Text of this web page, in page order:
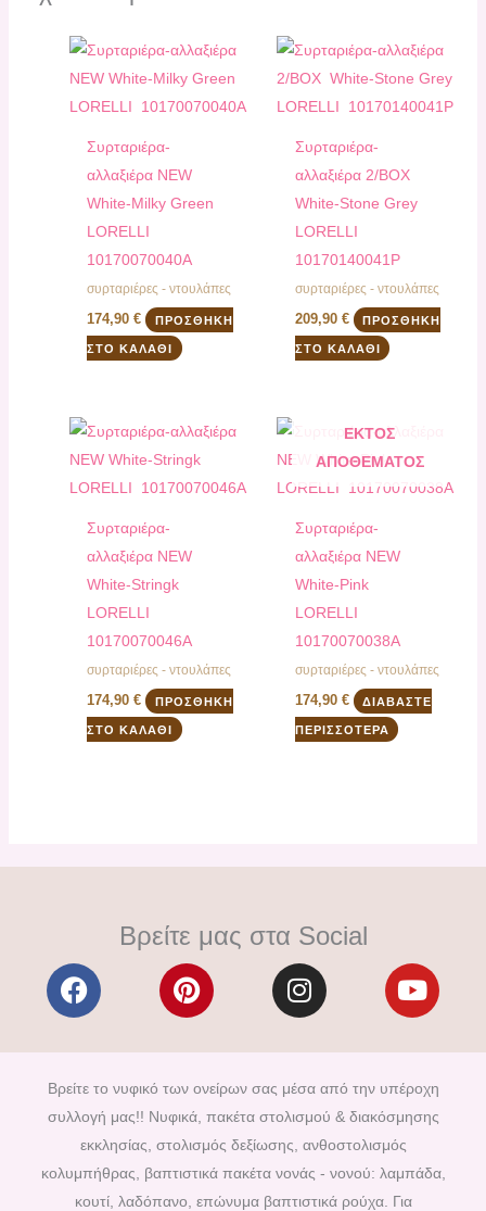
Συρταριέρα-
αλλαξιέρα NEW
White-Milky Green
LORELLI
10170070040A
συρταριέρες - ντουλάπες
174,90€ ΠΡΟΣΘΉΚΗ
ΣΤΟ ΚΑΛΆΘΙ
Συρταριέρα-
αλλαξιέρα 2/BOX
White-Stone Grey
LORELLI
10170140041P
συρταριέρες - ντουλάπες
209,90 € ΠΡΟΣΘΉΚΗ
ΣΤΟ ΚΑΛΆΘΙ
Συρταριέρα-
αλλαξιέρα NEW
White-Stringk
LORELLI
10170070046A
συρταριέρες - ντουλάπες
174,90€ ΠΡΟΣΘΉΚΗ
ΣΤΟ ΚΑΛΆΘΙ
ΕΚΤΌΣ
ΑΠΟΘΈΜΑΤΟΣ
Συρταριέρα-
αλλαξιέρα NEW
White-Pink
LORELLI
10170070038A
συρταριέρες - ντουλάπες
174,90 € ΔΙΑΒΆΣΤΕ
ΠΕΡΙΣΣΌΤΕΡΑ
Βρείτε μας στα Social
F
a
e
b
o
o
k
P
i
t
e
r
e
s
t
I
n
t
a
g
r
a
m
Y
o
t
u
b
Βρείτε το νυφικό των ονείρων σας μέσα από την υπέροχη
συλλογή μας!! Νυφικά, πακέτα στολισμού & διακόσμησης
εκκλησίας, στολισμός δεξίωσης, ανθοστολισμός
κολυμπήθρας, βαπτιστικά πακέτα νονάς - νονού: λαμπάδα,
κουτί, λαδόπανο, επώνυμα βαπτιστικά ρούχα. Για